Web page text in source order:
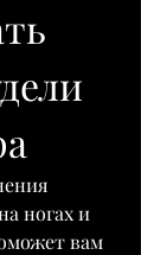
ногах и
вам